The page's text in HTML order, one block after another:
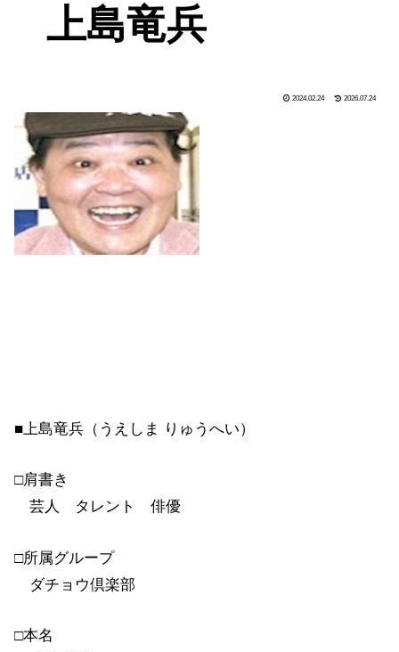
上島竜兵
2024.02.24 2026.07.24
■上島竜兵（うえしま りゅうへい）
□肩書き
芸人 タレント 俳優
□所属グループ
ダチョウ倶楽部
□本名